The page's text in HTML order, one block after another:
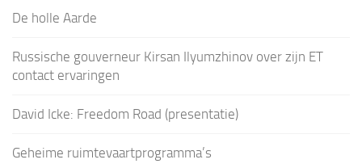
De holle Aarde
Russische gouverneur Kirsan Ilyumzhinov over zijn ET
contact ervaringen
David Icke: Freedom Road (presentatie)
Geheime ruimtevaartprogramma’s